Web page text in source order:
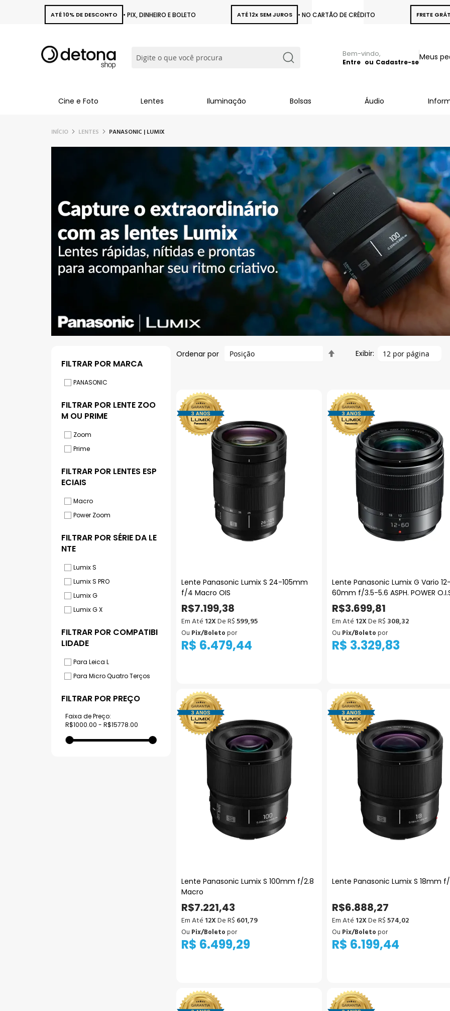
ATÉ 10% DE DESCONTO • PIX, DINHEIRO E BOLETO ATÉ 12x SEM JUROS • NO CARTÃO DE CRÉDITO FRETE
Busca
Meus
Pular
para
Entre Cadastre-se
Cine e Foto Lentes Iluminação Bolsas Áudio
INÍCIO LENTES PANASONIC | LUMIX
Ordenar por
DefinirExibir:
Lente Panasonic Lumix S 24-105mm
f/4 Macro OIS
R$7.199,38
Em Até 12XDe R$599,95
R$ 6.479,44
Ou Pix/Boletopor
Lente Panasonic Lumix G Vario 12-
60mm f/3.5-5.6 ASPH. POWER
(Micro Quatro Terços)
R$3.699,81
Em Até 12XDe R$ 308,32
R$ 3.329,83
Ou Pix/Boletopor
Lente Panasonic Lumix S 100mm f/2.8
Macro
R$7.221,43
Em Até 12XDe R$ 601,79
R$ 6.499,29
Ou Pix/Boletopor
Lente Panasonic Lumix S 18mm f/
R$6.888,27
Em Até 12XDe R$574,02
R$ 6.199,44
Ou Pix/Boletopor
MARCA
PANASONIC
LENTE ZOO
M OU PRIME
Zoom
Prime
LENTES ESP
ECIAIS
Macro
Power Zoom
SÉRIE DA LE
NTE
Lumix S
Lumix S PRO
Lumix G
Lumix G X
COMPATIBI
LIDADE
Para Leica L
Para Micro Quatro Terços
PREÇO
Faixa de Preço:
R$1000.00 - R$15778.00